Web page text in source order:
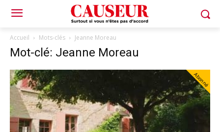
Accueil Mots-clés Jeanne Moreau
Mot-clé: Jeanne Moreau
Abonné